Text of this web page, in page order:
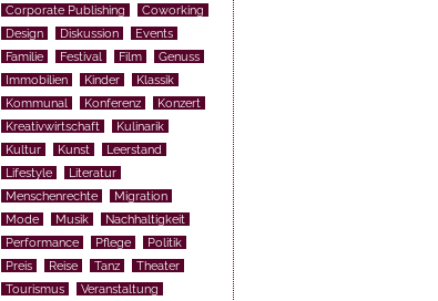
Corporate Publishing
Coworking
Design
Diskussion
Events
Familie
Festival Film
Genuss
Immobilien
Kinder
Klassik
Kommunal
Konferenz
Konzert
Kreativwirtschaft
Kulinarik
Kultur
Kunst
Leerstand
Lifestyle
Literatur
Menschenrechte
Migration
Mode
Musik
Nachhaltigkeit
Performance
Pflege
Politik
Preis
Reise Tanz
Theater
Tourismus
Veranstaltung